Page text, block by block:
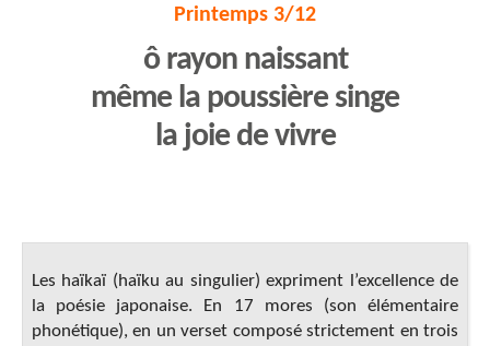
Printemps 3/12
ô rayon naissant
même la poussière singe
la joie de vivre
Les haïkaï (haïku au singulier) expriment l’excellence de
la poésie japonaise. En 17 mores (son élémentaire
phonétique), en un verset composé strictement en trois